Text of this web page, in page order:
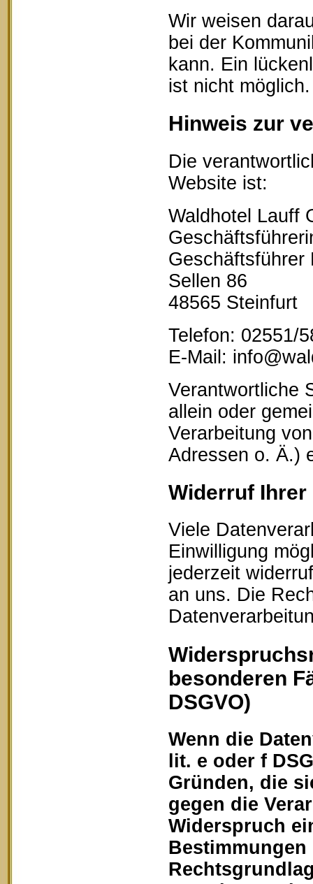
Wir weisen
bei der
kann. Ein
ist nicht möglich.
Hinweis zur
Die
Website ist:
Waldhotel Lauff
Geschäftsführer
Sellen 86
48565 Steinfurt
Telefon: 02551/
E-Mail:
Verantwortliche
allein oder
Verarbeitung
Adressen o. Ä.)
Widerruf
Viele
Einwilligung
jederzeit
an uns. Die
besonderen
DSGVO)
Wenn die
lit. e oder f
Gründen, die
gegen die
Widerspruch